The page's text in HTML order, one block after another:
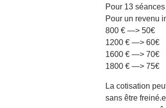
Pour 13 séances
Pour un revenu
800 € —> 50€
1200 € —> 60€
1600 € —> 70€
1800 € —> 75€
La cotisation
sans être